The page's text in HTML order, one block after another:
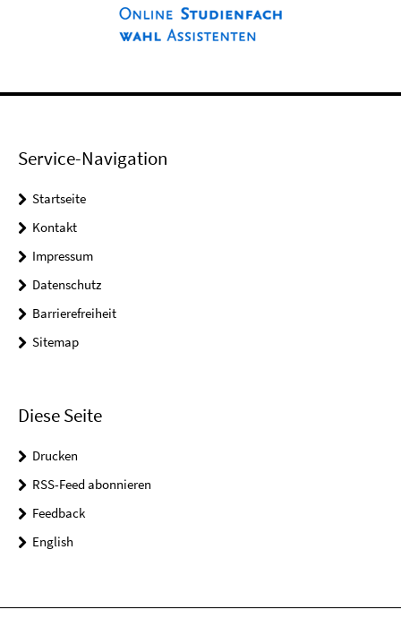
Service-Navigation
Startseite
Kontakt
Impressum
Datenschutz
Barrierefreiheit
Sitemap
Diese Seite
Drucken
RSS-Feed abonnieren
Feedback
English